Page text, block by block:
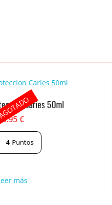
Caries 50ml
0.95€
4 Puntos
más